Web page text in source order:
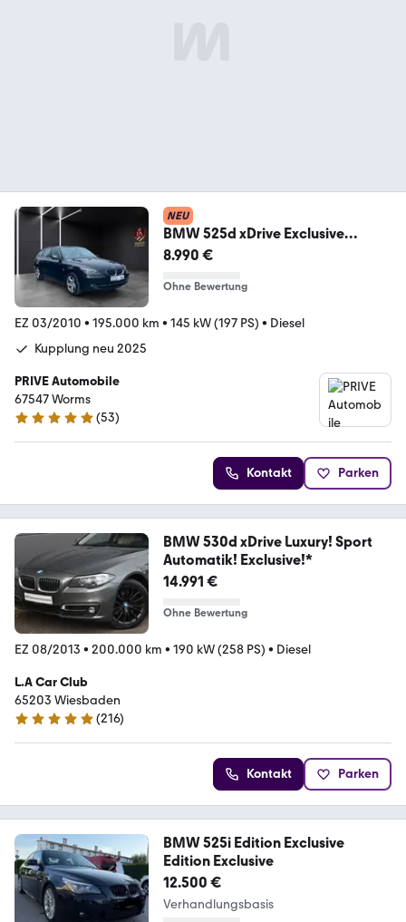
NEU
BMW 525d xDrive Exclusive
SHZ~Xenon~PDC~Navi~TOP
8.990 €
Ohne Bewertung
EZ 03/2010 • 195.000 km • 145 kW (197 PS) • Diesel
Kupplung neu 2025
PRIVE Automobile
67547 Worms
4.8 Sterne
(53)
Kontakt Parken
BMW 530d xDrive Luxury! Sport
Automatik! Exclusive!*
14.991 €
Ohne Bewertung
EZ 08/2013 • 200.000 km • 190 kW (258 PS) • Diesel
L.A Car Club
65203 Wiesbaden
4.8 Sterne
(216)
Kontakt Parken
BMW 525i Edition Exclusive
Edition Exclusive
12.500 €
Verhandlungsbasis